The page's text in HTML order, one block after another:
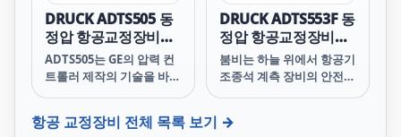
DRUCK ADTS505 동
정압 항공교정장비
(2CH)
ADTS505는 GE의 압력 컨
트롤러 제작의 기술을 바탕
교정에 적합한 고 정밀 시
DRUCK ADTS553F 동
정압 항공교정장비
(3CH)
붐비는 하늘 위에서 항공기
조종석 계측 장비의 안전을
항공 교정장비 전체 목록 보기 →